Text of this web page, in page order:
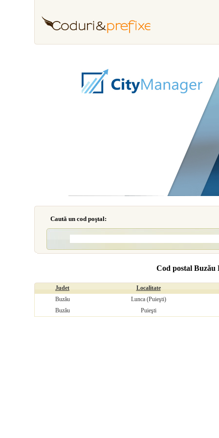
Caută un cod poştal:
Cod postal Buzău
Judet
Localitate
Buzău
Lunca (Puieşti)
Buzău
Puieşti